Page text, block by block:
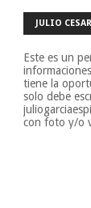
JULIO
Este es un
tiene la
solo debe
con foto y/o